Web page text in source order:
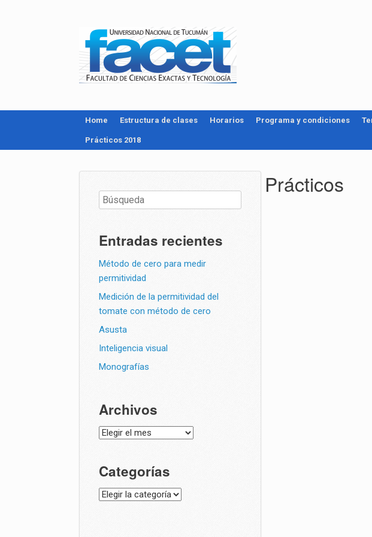
Home Estructura de clases Horarios Programa y condiciones
Prácticos 2018
Prácticos
Entradas recientes
Método de cero para medir
permitividad
Medición de la permitividad del
tomate con método de cero
Asusta
Inteligencia visual
Monografías
Archivos
Archivos
Categorías
Categorías